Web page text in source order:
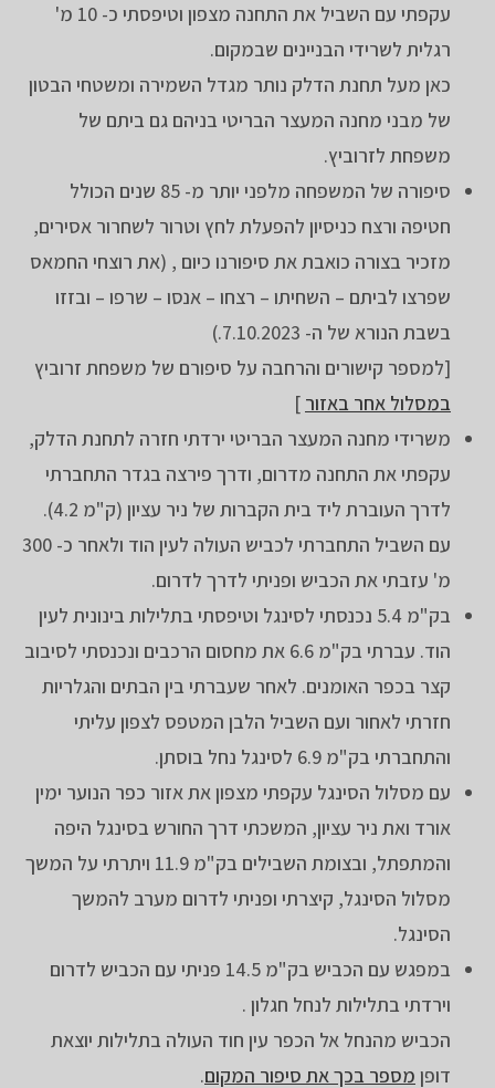
עקפתי עם השביל את התחנה מצפון וטיפסתי כ- 10 מ'
רגלית לשרידי הבניינים שבמקום.
כאן מעל תחנת הדלק נותר מגדל השמירה ומשטחי הבטון
של מבני מחנה המעצר הבריטי בניהם גם ביתם של
משפחת לזרוביץ.
סיפורה של המשפחה מלפני יותר מ- 85 שנים הכולל
חטיפה ורצח כניסיון להפעלת לחץ וטרור לשחרור אסירים,
מזכיר בצורה כואבת את סיפורנו כיום , (את רוצחי החמאס
שפרצו לביתם – השחיתו – רצחו – אנסו – שרפו – ובזזו
בשבת הנורא של ה- 7.10.2023.)
[למספר קישורים והרחבה על סיפורם של משפחת זרוביץ
במסלול אחר באזור ]
משרידי מחנה המעצר הבריטי ירדתי חזרה לתחנת הדלק,
עקפתי את התחנה מדרום, ודרך פירצה בגדר התחברתי
לדרך העוברת ליד בית הקברות של ניר עציון (ק"מ 4.2).
עם השביל התחברתי לכביש העולה לעין הוד ולאחר כ- 300
מ' עזבתי את הכביש ופניתי לדרך לדרום.
בק"מ 5.4 נכנסתי לסינגל וטיפסתי בתלילות בינונית לעין
הוד. עברתי בק"מ 6.6 את מחסום הרכבים ונכנסתי לסיבוב
קצר בכפר האומנים. לאחר שעברתי בין הבתים והגלריות
חזרתי לאחור ועם השביל הלבן המטפס לצפון עליתי
והתחברתי בק"מ 6.9 לסינגל נחל בוסתן.
עם מסלול הסינגל עקפתי מצפון את אזור כפר הנוער ימין
אורד ואת ניר עציון, המשכתי דרך החורש בסינגל היפה
והמתפתל, ובצומת השבילים בק"מ 11.9 ויתרתי על המשך
מסלול הסינגל, קיצרתי ופניתי לדרום מערב להמשך
הסינגל.
במפגש עם הכביש בק"מ 14.5 פניתי עם הכביש לדרום
וירדתי בתלילות לנחל חגלון .
הכביש מהנחל אל הכפר עין חוד העולה בתלילות יוצאת
דופן מספר בכך את סיפור המקום.